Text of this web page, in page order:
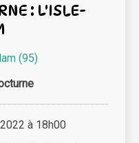
: L'ISLE-
(95)
à 18h00